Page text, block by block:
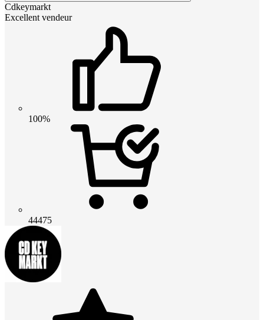
Cdkeymarkt
Excellent vendeur
100%
44475